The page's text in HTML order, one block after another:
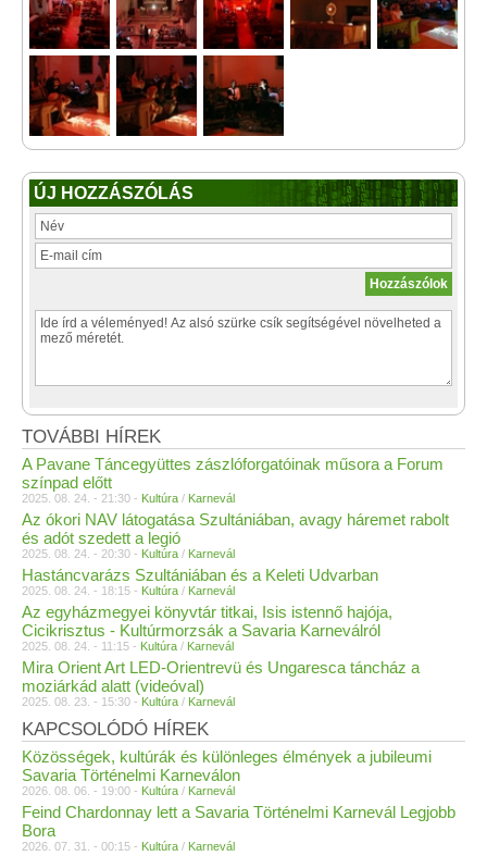
ÚJ HOZZÁSZÓLÁS
TOVÁBBI HÍREK
A Pavane Táncegyüttes zászlóforgatóinak műsora a Forum
színpad előtt
2025. 08. 24. - 21:30 - Kultúra / Karnevál
Az ókori NAV látogatása Szultániában, avagy háremet rabolt
és adót szedett a legió
2025. 08. 24. - 20:30 - Kultúra / Karnevál
Hastáncvarázs Szultániában és a Keleti Udvarban
2025. 08. 24. - 18:15 - Kultúra / Karnevál
Az egyházmegyei könyvtár titkai, Isis istennő hajója,
Cicikrisztus - Kultúrmorzsák a Savaria Karneválról
2025. 08. 24. - 11:15 - Kultúra / Karnevál
Mira Orient Art LED-Orientrevü és Ungaresca táncház a
moziárkád alatt (videóval)
2025. 08. 23. - 15:30 - Kultúra / Karnevál
KAPCSOLÓDÓ HÍREK
Közösségek, kultúrák és különleges élmények a jubileumi
Savaria Történelmi Karneválon
2026. 08. 06. - 19:00 - Kultúra / Karnevál
Feind Chardonnay lett a Savaria Történelmi Karnevál Legjobb
Bora
2026. 07. 31. - 00:15 - Kultúra / Karnevál